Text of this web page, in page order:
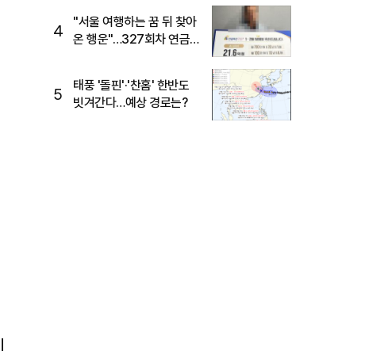
4
"서울 여행하는 꿈 뒤 찾아
온 행운"…327회차 연금
5
태풍 '돌핀'·'찬홈' 한반도
빗겨간다…예상 경로는?